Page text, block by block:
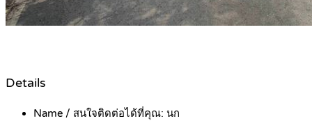
Details
Name / สนใจติดต่อได้ที่คุณ: นก